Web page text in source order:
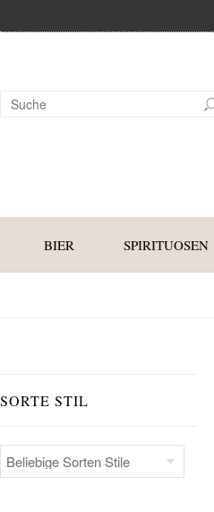
BIER SPIRITUOSEN
SORTE STIL